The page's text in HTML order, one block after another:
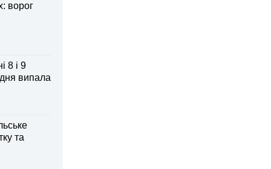
ворог
8 і 9
випала
та